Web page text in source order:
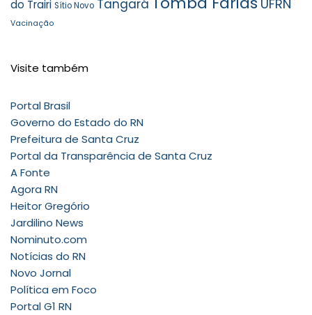
do Trairi Sítio Novo Tangará UFRN
Vacinação
Visite também
Portal Brasil
Governo do Estado do RN
Prefeitura de Santa Cruz
Portal da Transparência de Santa Cruz
A Fonte
Agora RN
Heitor Gregório
Jardilino News
Nominuto.com
Notícias do RN
Novo Jornal
Política em Foco
Portal G1 RN